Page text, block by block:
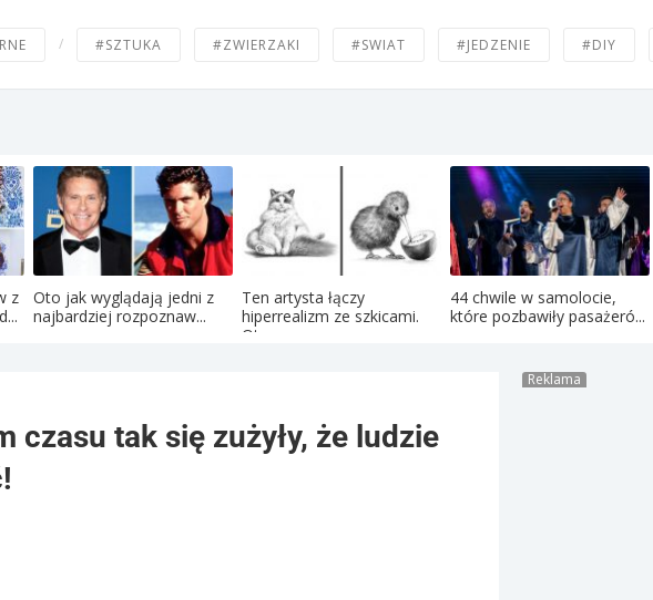
/ #SZTUKA #ZWIERZAKI #SWIAT #JEDZENIE #DIY
z
Oto jak wyglądają jedni z
najbardziej rozpoznaw...
Ten artysta łączy
hiperrealizm ze szkicami.
Oto...
44 chwile w samolocie,
które pozbawiły pasażeró...
czasu tak się zużyły, że ludzie
Reklama